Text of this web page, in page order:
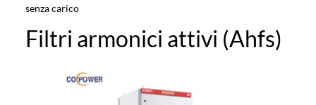
senza carico
Filtri armonici attivi (Ahfs)